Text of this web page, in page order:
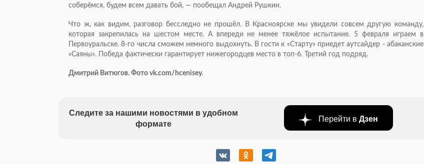
соберёмся, будем всем давать бой, — пообещал Андрей Рушкин.
Что ж, как видим, разговор бесследно не прошёл. В Красноярске мы увидели совсем другую команду,
которая закрепилась на шестом месте. А впереди не менее тяжёлое испытание. 5 февраля играем в
Первоуральске. 8-го числа сможем немного выдохнуть. В гости к «Старту» приедет аутсайдер - абаканские
«Саяны». Победа фактически гарантирует нижегородцев место в топ-6. Третий год подряд.
Дмитрий Витюгов. Фото vk.com/hcenisey.
Следите за нашими новостями в удобном
формате
Перейти в Дзен